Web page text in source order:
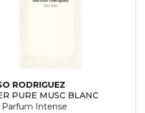
RODRIGUEZ
PURE MUSC BLANC
Parfum Intense